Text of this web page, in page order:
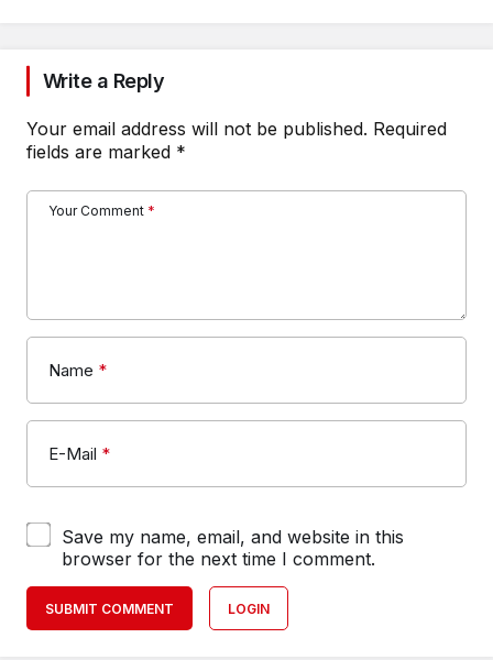
Write a Reply
Your email address will not be published. Required
fields are marked *
Your Comment *
Name *
E-Mail *
Save my name, email, and website in this
browser for the next time I comment.
SUBMIT COMMENT LOGIN